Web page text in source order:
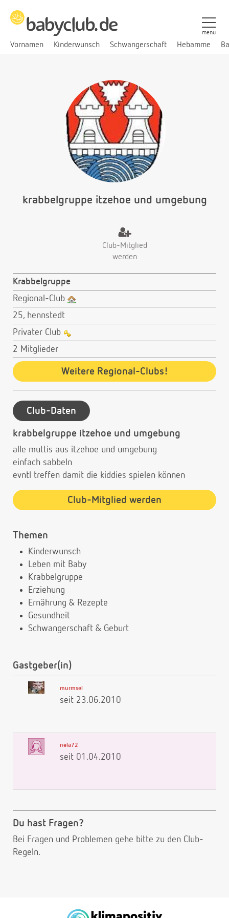
Vornamen Kinderwunsch Schwangerschaft Hebamme
menü
krabbelgruppe itzehoe und umgebung
Club-Mitglied
werden
Krabbelgruppe
Regional-Club
25, hennstedt
Privater Club
2 Mitglieder
Weitere Regional-Clubs!
Club-Daten
krabbelgruppe itzehoe und umgebung
alle muttis aus itzehoe und umgebung
einfach sabbeln
evntl treffen damit die kiddies spielen können
Club-Mitglied werden
Themen
Kinderwunsch
Leben mit Baby
Krabbelgruppe
Erziehung
Ernährung & Rezepte
Gesundheit
Schwangerschaft & Geburt
Gastgeber(in)
murmsel
seit 23.06.2010
nela72
seit 01.04.2010
Du hast Fragen?
Bei Fragen und Problemen gehe bitte zu den Club-
Regeln.